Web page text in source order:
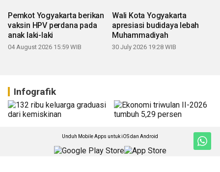
Pemkot Yogyakarta berikan
vaksin HPV perdana pada
anak laki-laki
04 August 2026 15:59 WIB
Wali Kota Yogyakarta
apresiasi budidaya lebah
Muhammadiyah
30 July 2026 19:28 WIB
Infografik
Unduh Mobile Apps untuk iOS dan Android